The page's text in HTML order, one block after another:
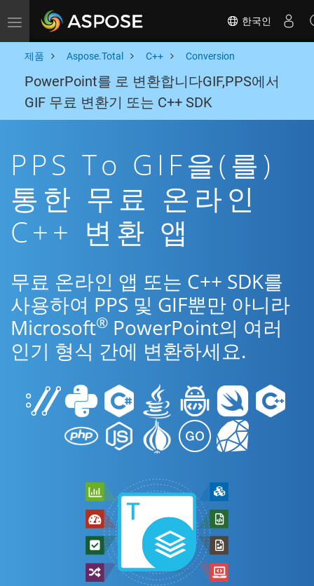
Toggle navigation 한국인
제품 Aspose.Total C++ Conversion
PowerPoint를 로 변환합니다GIF,PPS에서
GIF 무료 변환기 또는 C++ SDK
PPS To GIF을(를)
통한 무료 온라인
C++ 변환 앱
무료 온라인 앱 또는 C++ SDK를
사용하여 PPS 및 GIF뿐만 아니라
Microsoft® PowerPoint의 여러
인기 형식 간에 변환하세요.